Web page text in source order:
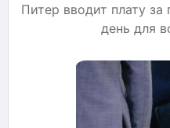
Питер вводит плату
день для